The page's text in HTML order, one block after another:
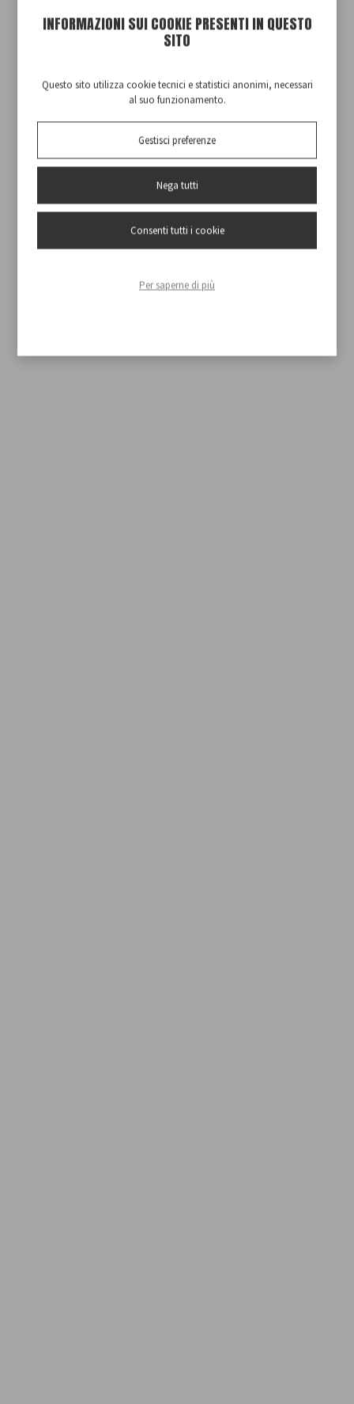
INFORMAZIONI SUI COOKIE PRESENTI IN QUESTO
SITO
Questo sito utilizza cookie tecnici e statistici anonimi, necessari
al suo funzionamento.
Gestisci preferenze
Nega tutti
Consenti tutti i cookie
Per saperne di più